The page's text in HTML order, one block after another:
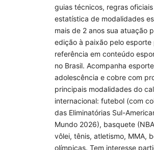
guias técnicos, regras
estatística de modalidades
mais de 2 anos sua atuação
edição à paixão pelo esporte
referência em conteúdo
no Brasil. Acompanha
adolescência e cobre com
principais modalidades do
internacional: futebol (com
das Eliminatórias Sul-
Mundo 2026), basquete
vôlei, tênis, atletismo, MMA,
olímpicas. Tem interesse